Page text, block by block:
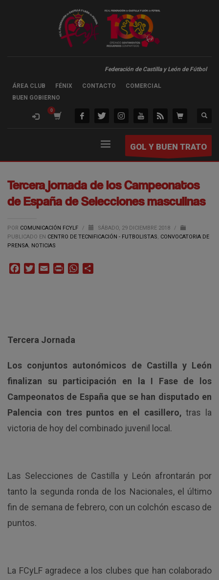
Federación de Castilla y León de Fútbol
ÁREA CLUB FÉNIX CONTACTO
COMERCIAL
BUEN GOBIERNO
GOL Y BUEN TRATO
Tercera jornada de los Campeonatos
de España de Selecciones masculinas
POR COMUNICACIÓN FCYLF / SÁBADO, 29 DICIEMBRE 2018
/
PUBLICADO EN CENTRO DE TECNIFICACIÓN - FUTBOLISTAS, CONVOCATORIA DE
PRENSA, NOTICIAS
FacebookTwitterEmail Print WhatsApp
Tercera Jornada
Los conjuntos autonómicos de Castilla y León
finalizan su participación en la I Fase de los
Campeonatos de España que se han disputado en
Palencia con tres puntos en el casillero,tras la
victoria de hoy del combinado juvenil local.
Las Selecciones de Castilla y León afrontarán por
tanto la segunda ronda de los Nacionales, el último
fin de semana de febrero, con un colchón escaso de
puntos.
La FCyLF agradece a los clubes que han colaborado